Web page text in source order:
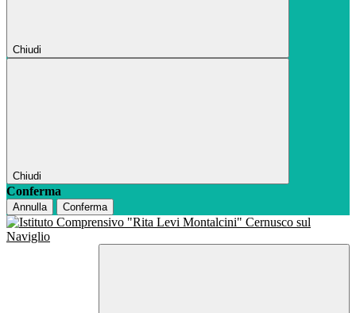
Chiudi
Chiudi
Conferma
Annulla Conferma